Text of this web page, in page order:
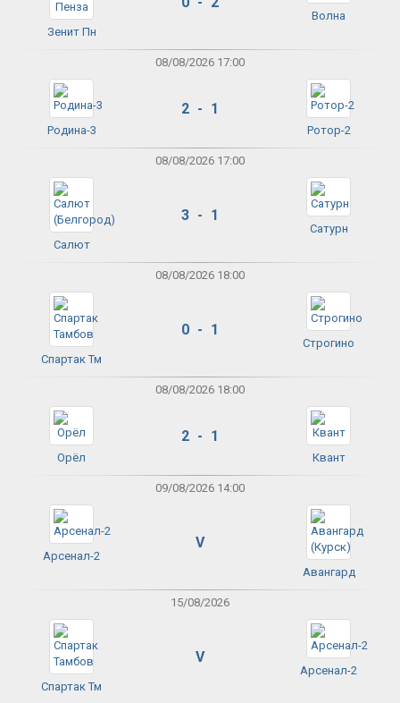
Зенит Пн
Волна
08/08/2026 17:00
Родина-3
2 - 1
Ротор-2
08/08/2026 17:00
Салют
3 - 1
Сатурн
08/08/2026 18:00
Спартак Тм
0 - 1
Строгино
08/08/2026 18:00
Орёл
2 - 1
Квант
09/08/2026 14:00
Арсенал-2
V
Авангард
15/08/2026
Спартак Тм
V
Арсенал-2